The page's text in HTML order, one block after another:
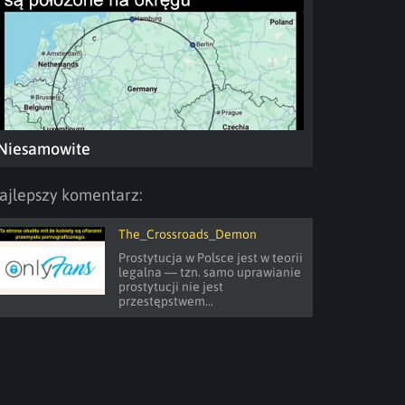
komentarz:
The_Crossroads_Demon
Prostytucja w Polsce jest w teorii
legalna — tzn. samo uprawianie
prostytucji nie jest
przestępstwem...